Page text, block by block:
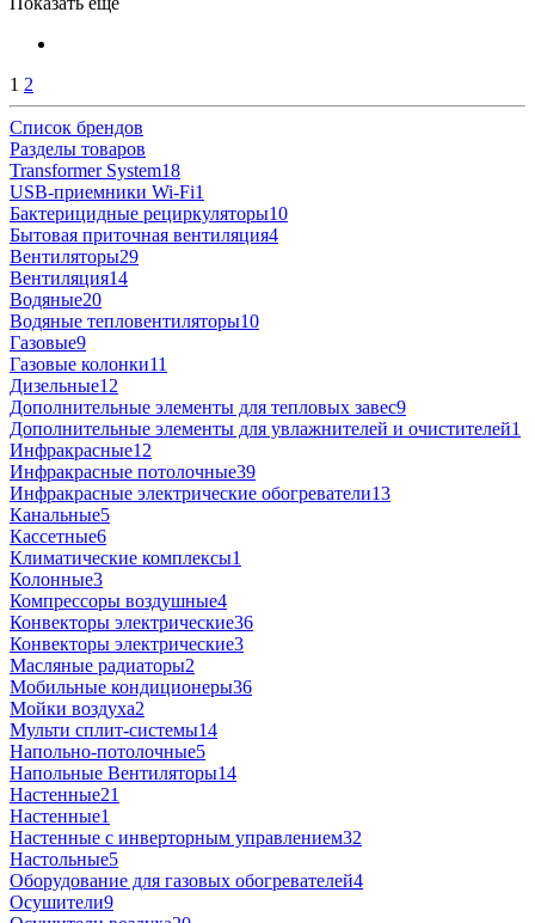
1 2
Список брендов
Разделы товаров
Transformer System18
USB-приемники Wi-Fi1
Бактерицидные рециркуляторы10
Бытовая приточная вентиляция4
Вентиляторы29
Вентиляция14
Водяные20
Водяные тепловентиляторы10
Газовые9
Газовые колонки11
Дизельные12
Дополнительные элементы для тепловых завес9
Дополнительные элементы для увлажнителей и очистителей1
Инфракрасные12
Инфракрасные потолочные39
Инфракрасные электрические обогреватели13
Канальные5
Кассетные6
Климатические комплексы1
Колонные3
Компрессоры воздушные4
Конвекторы электрические36
Конвекторы электрические3
Масляные радиаторы2
Мобильные кондиционеры36
Мойки воздуха2
Мульти сплит-системы14
Напольно-потолочные5
Напольные Вентиляторы14
Настенные21
Настенные1
Настенные с инверторным управлением32
Настольные5
Оборудование для газовых обогревателей4
Осушители9